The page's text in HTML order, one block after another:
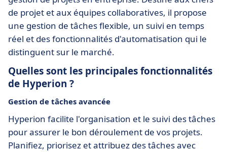
de projet et aux équipes collaboratives, il propose
une gestion de tâches flexible, un suivi en temps
réel et des fonctionnalités d'automatisation qui le
distinguent sur le marché.
Quelles sont les principales fonctionnalités
de Hyperion ?
Gestion de tâches avancée
Hyperion facilite l'organisation et le suivi des tâches
pour assurer le bon déroulement de vos projets.
Planifiez, priorisez et attribuez des tâches avec